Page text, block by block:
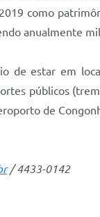
como
anualmente
de estar em
públicos
de
/ 4433-0142